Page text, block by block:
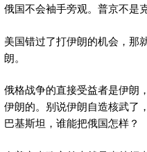
俄国不会袖手旁观。普京不是
美国错过了打伊朗的机会，那
朗。
俄格战争的直接受益者是伊朗
伊朗的。别说伊朗自造核武了
巴基斯坦，谁能把俄国怎样？